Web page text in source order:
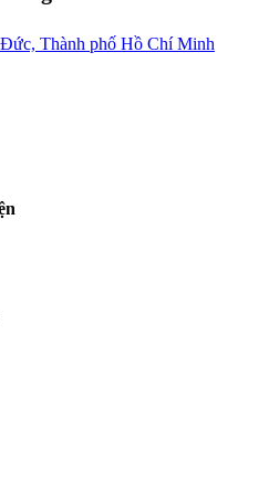
Thành phố Hồ Chí Minh